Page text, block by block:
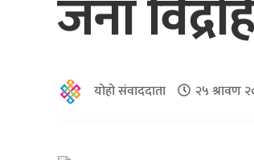
जना
योहो संवाददाता २५ श्रावण